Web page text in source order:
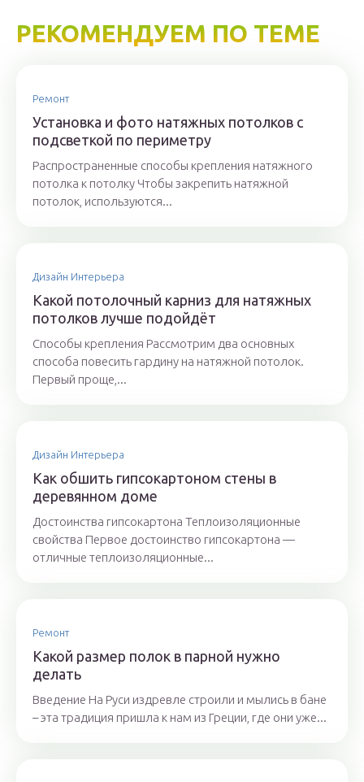
РЕКОМЕНДУЕМ ПО ТЕМЕ
Ремонт
Установка и фото натяжных потолков с
подсветкой по периметру
Распространенные способы крепления натяжного
потолка к потолку Чтобы закрепить натяжной
потолок, используются...
Дизайн Интерьера
Какой потолочный карниз для натяжных
потолков лучше подойдёт
Способы крепления Рассмотрим два основных
способа повесить гардину на натяжной потолок.
Первый проще,...
Дизайн Интерьера
Как обшить гипсокартоном стены в
деревянном доме
Достоинства гипсокартона Теплоизоляционные
свойства Первое достоинство гипсокартона —
отличные теплоизоляционные...
Ремонт
Какой размер полок в парной нужно
делать
Введение На Руси издревле строили и мылись в бане
– эта традиция пришла к нам из Греции, где они уже...